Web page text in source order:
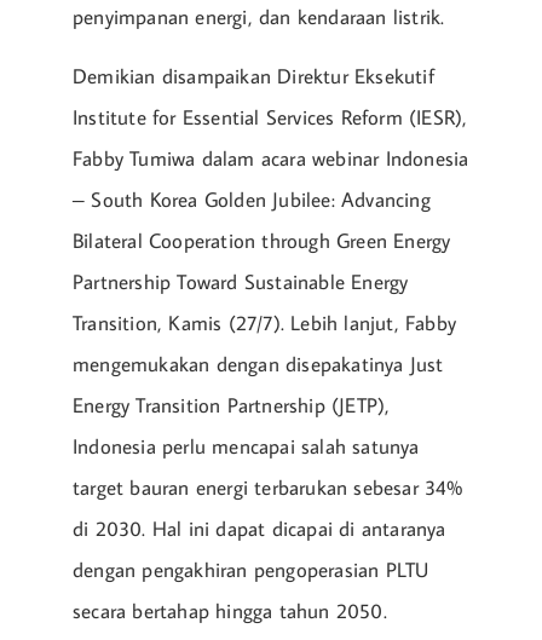
penyimpanan energi, dan kendaraan listrik.
Demikian disampaikan Direktur Eksekutif
Institute for Essential Services Reform (IESR),
Fabby Tumiwa dalam acara webinar Indonesia
– South Korea Golden Jubilee: Advancing
Bilateral Cooperation through Green Energy
Partnership Toward Sustainable Energy
Transition, Kamis (27/7). Lebih lanjut, Fabby
mengemukakan dengan disepakatinya Just
Energy Transition Partnership (JETP),
Indonesia perlu mencapai salah satunya
target bauran energi terbarukan sebesar 34%
di 2030. Hal ini dapat dicapai di antaranya
dengan pengakhiran pengoperasian PLTU
secara bertahap hingga tahun 2050.